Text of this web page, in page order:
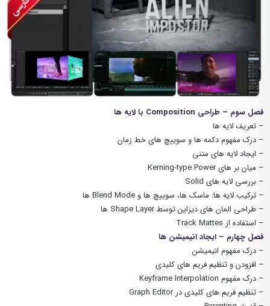
فصل سوم – طراحی Composition با لایه ها
– تعریف لایه ها
– درک مفهوم دکمه ها و سوییچ های خط زمان
– ایجاد لایه های متنی
– میان بر های Kerning-type Power
– بررسی لایه های Solid
– ترکیب لایه ها: ماسک ها، سوییچ ها و Blend Mode ها
– طراحی المان های دیزاین توسط Shape Layer ها
– استفاده از Track Mattes
فصل چهارم – ایجاد انیمیشن ها
– درک مفهوم انیمیشن
– افزودن و تنظیم فریم های کلیدی
– درک مفهوم Keyframe Interpolation
– تنظیم فریم های کلیدی در Graph Editor